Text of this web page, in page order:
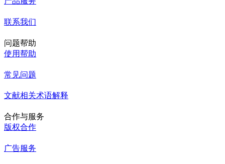
联系我们
问题帮助
使用帮助
常见问题
文献相关术语解释
合作与服务
版权合作
广告服务